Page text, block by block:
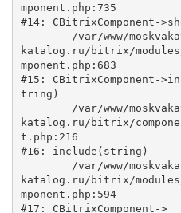
mponent.php:735
#14: CBitrixComponent-
katalog.ru/bitrix/
mponent.php:683
#15: CBitrixComponent-
tring)
katalog.ru/bitrix/
t.php:216
#16: include(string)
katalog.ru/bitrix/
mponent.php:594
#17: CBitrixComponent-